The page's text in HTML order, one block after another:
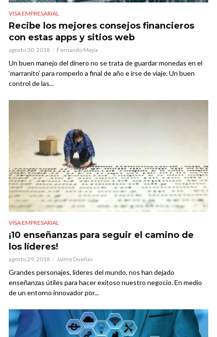
VISA EMPRESARIAL
Recibe los mejores consejos financieros
con estas apps y sitios web
agosto 30, 2018 Fernando Mejía
Un buen manejo del dinero no se trata de guardar monedas en el
‘marranito’ para romperlo a final de año e irse de viaje. Un buen
control de las...
VISA EMPRESARIAL
¡10 enseñanzas para seguir el camino de
los líderes!
agosto 29, 2018 Jaime Dueñas
Grandes personajes, líderes del mundo, nos han dejado
enseñanzas útiles para hacer exitoso nuestro negocio. En medio
de un entorno innovador por...